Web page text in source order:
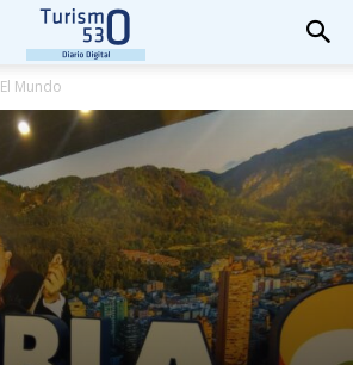
El Mundo